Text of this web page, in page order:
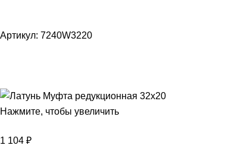
Артикул: 7240W3220
Нажмите, чтобы увеличить
1 104 ₽